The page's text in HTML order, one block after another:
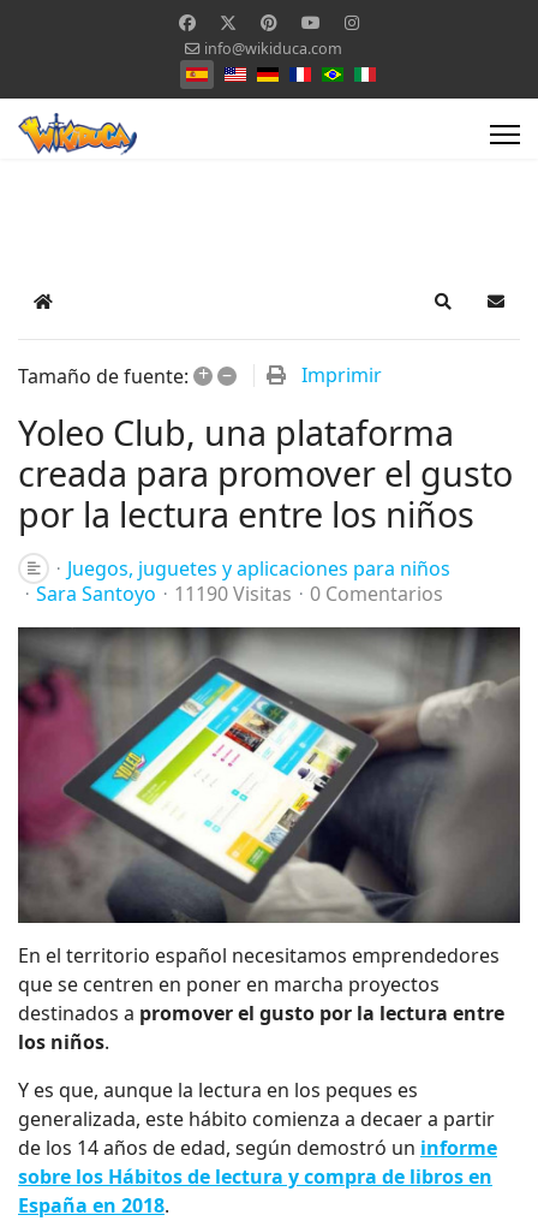
info@wikiduca.com
Seleccione su idioma
Home Search
Tamaño de fuente: + – Imprimir
Yoleo Club, una plataforma
creada para promover el gusto
por la lectura entre los niños
Juegos, juguetes y aplicaciones para niños
Sara Santoyo
11190 Visitas 0 Comentarios
En el territorio español necesitamos emprendedores
que se centren en poner en marcha proyectos
destinados a promover el gusto por la lectura entre
los niños.
Y es que, aunque la lectura en los peques es
generalizada, este hábito comienza a decaer a partir
de los 14 años de edad, según demostró un informe
sobre los Hábitos de lectura y compra de libros en
España en 2018.